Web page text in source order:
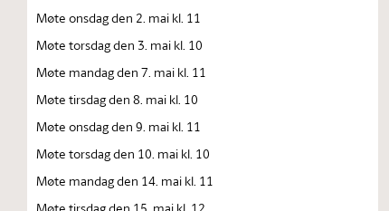
Møte onsdag den 2. mai kl. 11
Møte torsdag den 3. mai kl. 10
Møte mandag den 7. mai kl. 11
Møte tirsdag den 8. mai kl. 10
Møte onsdag den 9. mai kl. 11
Møte torsdag den 10. mai kl. 10
Møte mandag den 14. mai kl. 11